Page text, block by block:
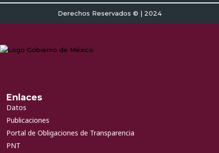
Derechos Reservados © | 2024
Enlaces
Datos
Publicaciones
Portal de Obligaciones de Transparencia
PNT